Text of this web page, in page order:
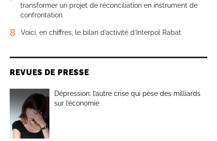
transformer un projet de réconciliation en instrument de
confrontation
8 Voici, en chiffres, le bilan d’activité d’Interpol Rabat
REVUES DE PRESSE
Dépression: l’autre crise qui pèse des milliards
sur l’économie